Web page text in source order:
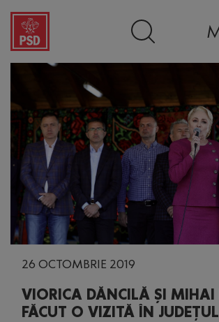
26 OCTOMBRIE 2019
VIORICA DĂNCILĂ ȘI MIHAI
FĂCUT O VIZITĂ ÎN